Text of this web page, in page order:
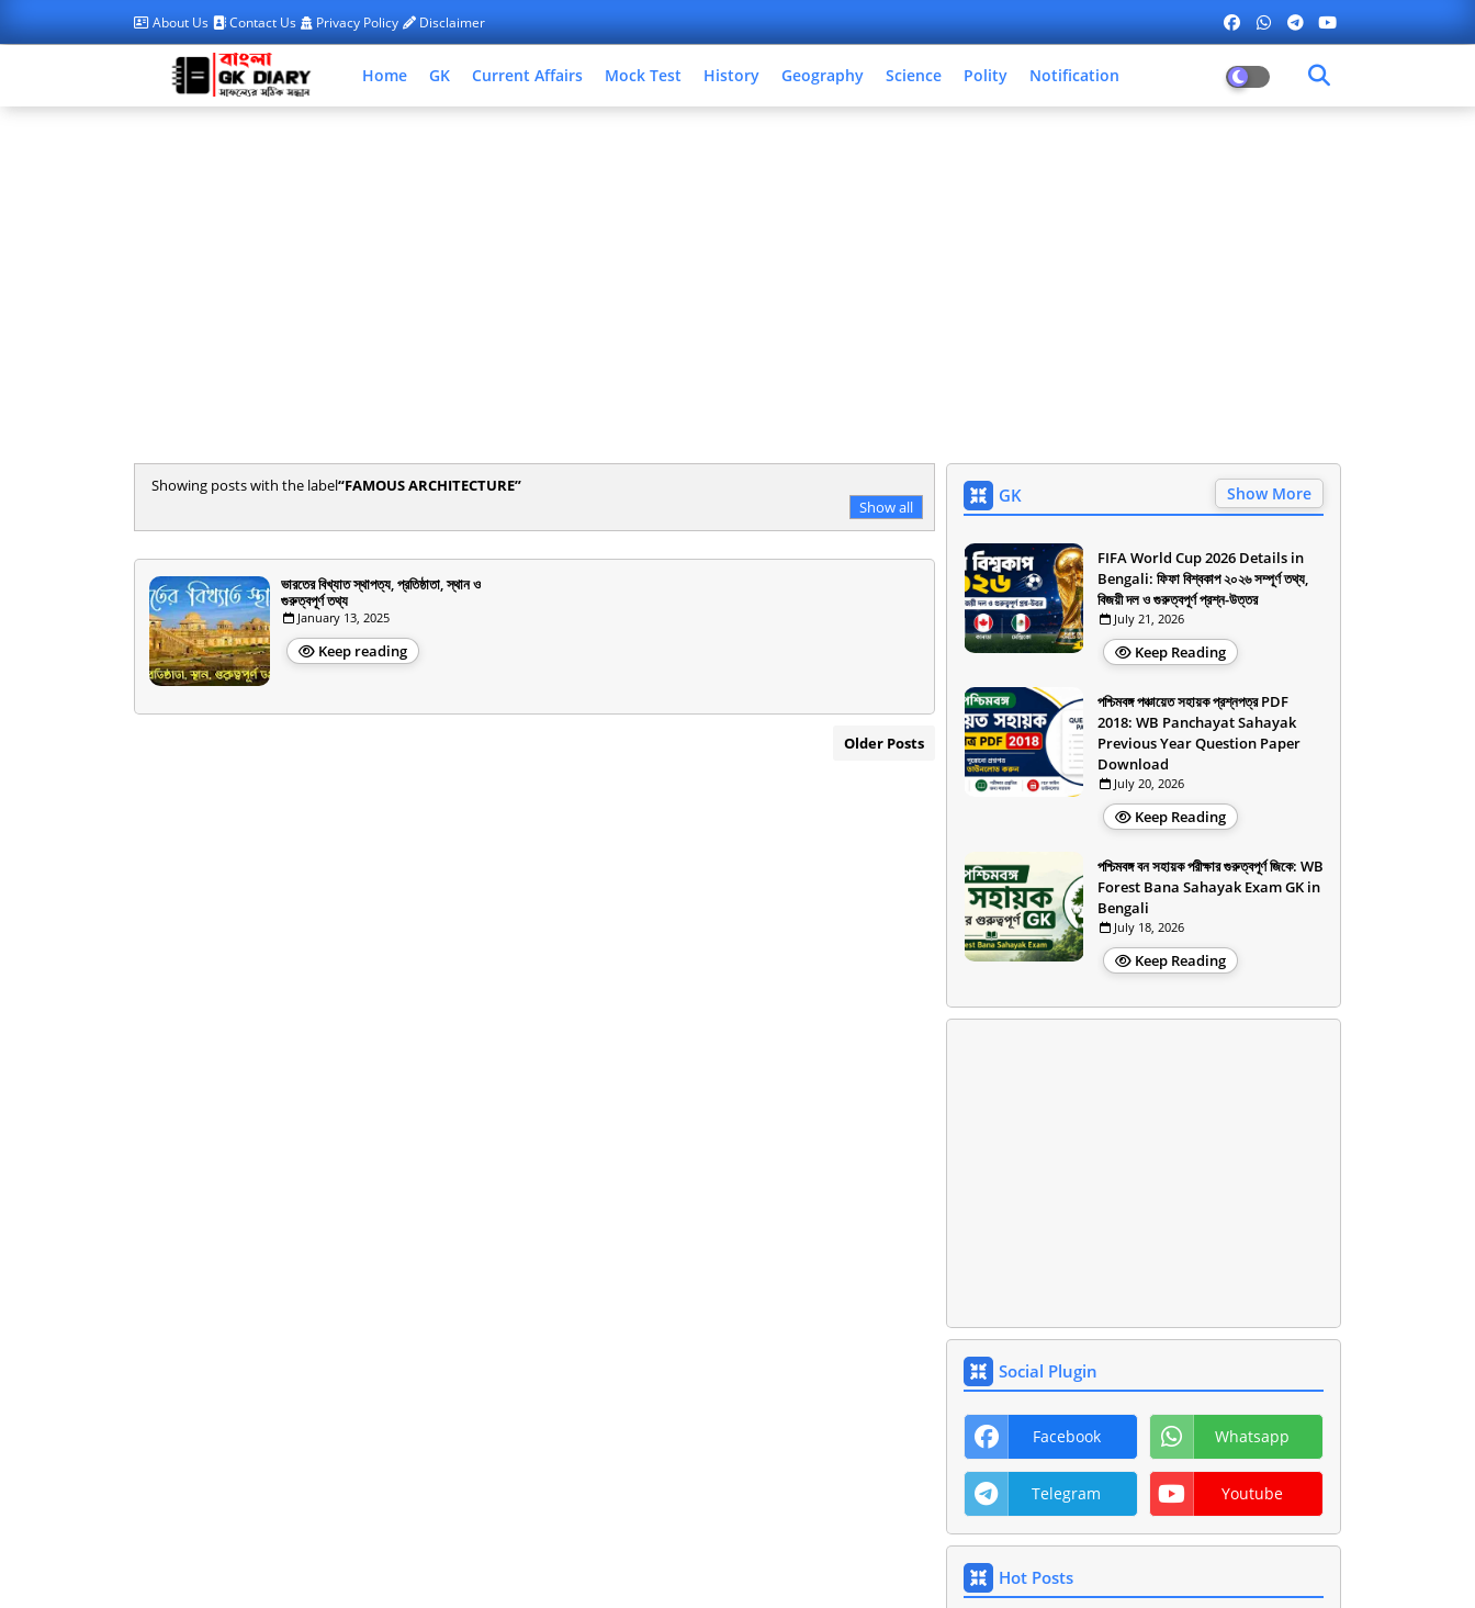
About Us Contact Us Privacy Policy Disclaimer
Home GK Current Affairs Mock Test History Geography Science Polity Notification
Showing posts with the label FAMOUS ARCHITECTURE
Show all
ভারতের বিখ্যাত স্থাপত্য, প্রতিষ্ঠাতা, স্থান ও
গুরুত্বপূর্ণ তথ্য
January 13, 2025
Keep reading
Older Posts
GK Show More
FIFA World Cup 2026 Details in
Bengali: ফিফা বিশ্বকাপ ২০২৬ সম্পূর্ণ তথ্য,
বিজয়ী দল ও গুরুত্বপূর্ণ প্রশ্ন-উত্তর
July 21, 2026
Keep Reading
পশ্চিমবঙ্গ পঞ্চায়েত সহায়ক প্রশ্নপত্র PDF
2018: WB Panchayat Sahayak
Previous Year Question Paper
Download
July 20, 2026
Keep Reading
পশ্চিমবঙ্গ বন সহায়ক পরীক্ষার গুরুত্বপূর্ণ জিকে: WB
Forest Bana Sahayak Exam GK in
Bengali
July 18, 2026
Keep Reading
Social Plugin
Facebook Whatsapp
Telegram Youtube
Hot Posts